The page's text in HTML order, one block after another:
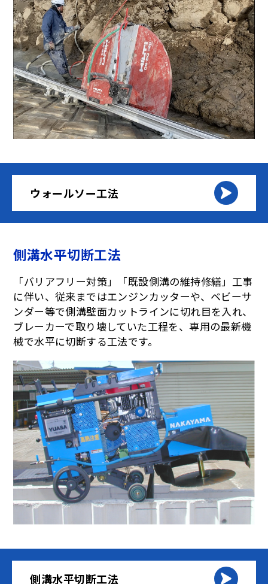
ウォールソー工法
側溝水平切断工法
「バリアフリー対策」「既設側溝の維持修繕」工事
に伴い、従来まではエンジンカッターや、ベビーサ
ンダー等で側溝壁面カットラインに切れ目を入れ、
ブレーカーで取り壊していた工程を、専用の最新機
械で水平に切断する工法です。
側溝水平切断工法